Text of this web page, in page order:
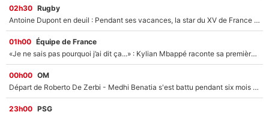
02h30 Rugby
Antoine Dupont en deuil : Pendant ses vacances, la star du XV de France a perdu sa grand-mère
01h00 Équipe de France
«Je ne sais pas pourquoi j’ai dit ça...» : Kylian Mbappé raconte sa première rencontre avec Zinédine Zidane (et c’est très drôle)
00h00 OM
Départ de Roberto De Zerbi - Medhi Benatia s'est battu pendant six mois pour le retenir à l'OM, le PSG a été le naufrage de trop : «Je pars avec toi»
23h00 PSG